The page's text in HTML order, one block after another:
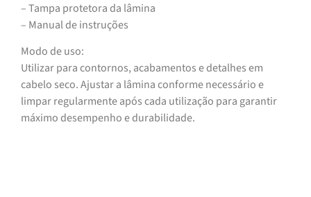
– Tampa protetora da lâmina
– Manual de instruções
Modo de uso:
Utilizar para contornos, acabamentos e detalhes em
cabelo seco. Ajustar a lâmina conforme necessário e
limpar regularmente após cada utilização para garantir
máximo desempenho e durabilidade.